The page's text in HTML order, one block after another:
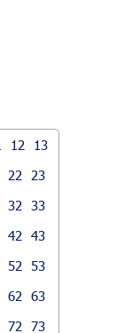
12
13
22
23
32
33
42
43
52
53
62
63
72
73